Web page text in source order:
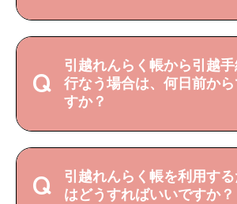
引越れんらく帳から引越
行なう場合は、何日前から
すか？
引越れんらく帳を利用す
はどうすればいいですか？